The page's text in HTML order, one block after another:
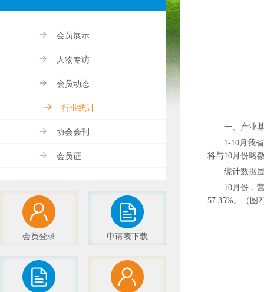
会员展示
人物专访
会员动态
行业统计
协会会刊
会员证
会员登录 申请表下载
一、产业
1-10月我
将与10月份略
统计数据
10月份，
57.35%。（图2